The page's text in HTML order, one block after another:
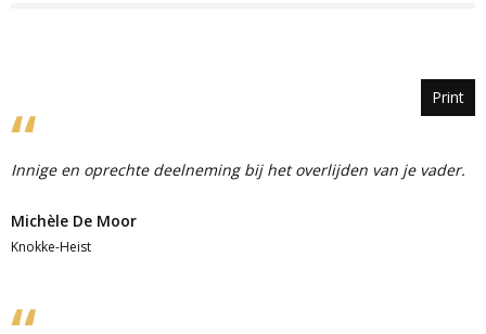
Print
Innige en oprechte deelneming bij het overlijden van je vader.
Michèle De Moor
Knokke-Heist